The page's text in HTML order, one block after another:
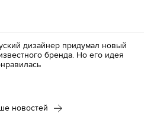
дизайнер придумал новый
бренда. Но его идея
новостей